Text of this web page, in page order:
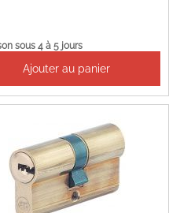
sous 4 à 5 jours
Ajouter au panier